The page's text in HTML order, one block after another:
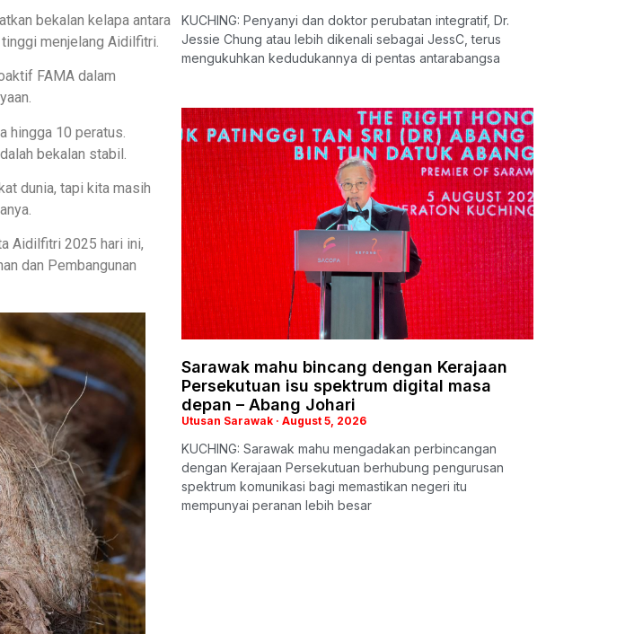
bekalan kelapa antara
menjelang Aidilfitri.
FAMA dalam
hingga 10 peratus.
bekalan stabil.
dunia, tapi kita masih
Aidilfitri 2025 hari ini,
dan Pembangunan
KUCHING: Penyanyi dan doktor perubatan integratif, Dr.
Jessie Chung atau lebih dikenali sebagai JessC, terus
mengukuhkan kedudukannya di pentas antarabangsa
Sarawak mahu bincang dengan Kerajaan
Persekutuan isu spektrum digital masa
depan – Abang Johari
Utusan Sarawak August 5, 2026
KUCHING: Sarawak mahu mengadakan perbincangan
dengan Kerajaan Persekutuan berhubung pengurusan
spektrum komunikasi bagi memastikan negeri itu
mempunyai peranan lebih besar